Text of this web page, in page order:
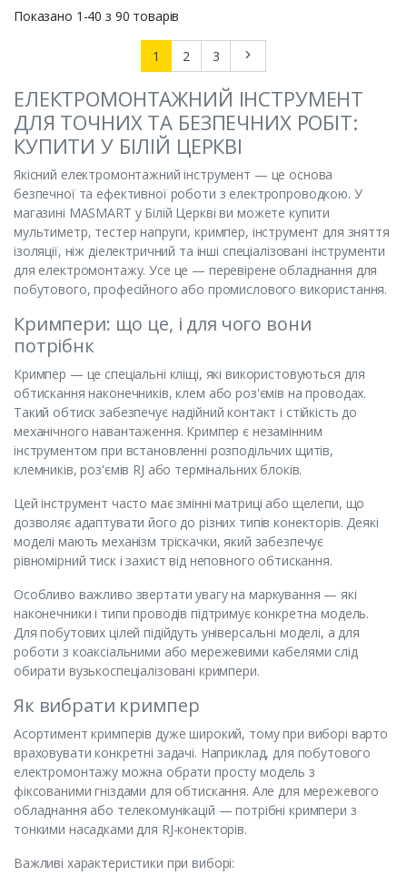
Показано 1-40 з 90 товарів
1 2 3 Далі
ЕЛЕКТРОМОНТАЖНИЙ ІНСТРУМЕНТ
ДЛЯ ТОЧНИХ ТА БЕЗПЕЧНИХ РОБІТ:
КУПИТИ У БІЛІЙ ЦЕРКВІ
Якісний електромонтажний інструмент — це основа
безпечної та ефективної роботи з електропроводкою. У
магазині MASMART у Білій Церкві ви можете купити
мультиметр, тестер напруги, кримпер, інструмент для зняття
ізоляції, ніж діелектричний та інші спеціалізовані інструменти
для електромонтажу. Усе це — перевірене обладнання для
побутового, професійного або промислового використання.
Кримпери: що це, і для чого вони
потрібнк
Кримпер — це спеціальні кліщі, які використовуються для
обтискання наконечників, клем або роз'ємів на проводах.
Такий обтиск забезпечує надійний контакт і стійкість до
механічного навантаження. Кримпер є незамінним
інструментом при встановленні розподільчих щитів,
клемників, роз'ємів RJ або термінальних блоків.
Цей інструмент часто має змінні матриці або щелепи, що
дозволяє адаптувати його до різних типів конекторів. Деякі
моделі мають механізм тріскачки, який забезпечує
рівномірний тиск і захист від неповного обтискання.
Особливо важливо звертати увагу на маркування — які
наконечники і типи проводів підтримує конкретна модель.
Для побутових цілей підійдуть універсальні моделі, а для
роботи з коаксіальними або мережевими кабелями слід
обирати вузькоспеціалізовані кримпери.
Як вибрати кримпер
Асортимент кримперів дуже широкий, тому при виборі варто
враховувати конкретні задачі. Наприклад, для побутового
електромонтажу можна обрати просту модель з
фіксованими гніздами для обтискання. Але для мережевого
обладнання або телекомунікацій — потрібні кримпери з
тонкими насадками для RJ-конекторів.
Важливі характеристики при виборі: